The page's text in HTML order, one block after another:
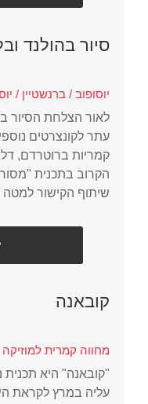
סיור בהולנד
יוסופוב / ברנשטיין /
לאור הצלחת הסיור
עתר לקונצרטים
קמריות ברוטרדם,
שיתוף הקישור למטה
קובאנה
מחווה קמרית
"קובאנה" היא
עליה במרץ לקראת